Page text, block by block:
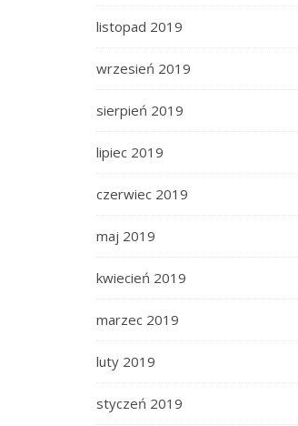
listopad 2019
wrzesień 2019
sierpień 2019
lipiec 2019
czerwiec 2019
maj 2019
kwiecień 2019
marzec 2019
luty 2019
styczeń 2019